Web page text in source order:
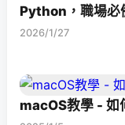
Python，職場必
2026/1/27
macOS教學 - 如